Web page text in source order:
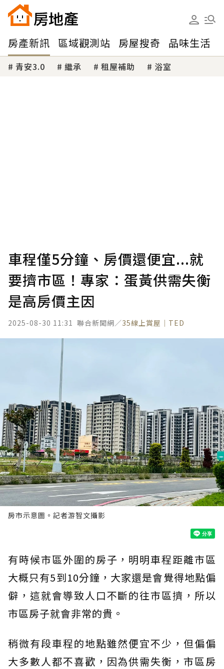
房產新訊 區域觀測站 房屋搜奇 品味生活
青安3.0 繼承 租屋補助 浴室
車程僅5分鐘、房價還便宜...就
要擠市區！專家：蛋黃供需失衡
是高房價主因
2025-08-30 11:31 聯合新聞網／35線上賞屋｜TED
房市示意圖。記者游智文攝影
有時候市區外圍的房子，明明車程距離市區
大概只有5到10分鐘，大家還是會覺得地點偏
僻，這就會導致人口不斷的往市區擠，所以
市區房子就會非常的貴。
稍微有段車程的地點雖然便宜不少，但偏偏
大多數人都不喜歡，因為供需失衡，市區房